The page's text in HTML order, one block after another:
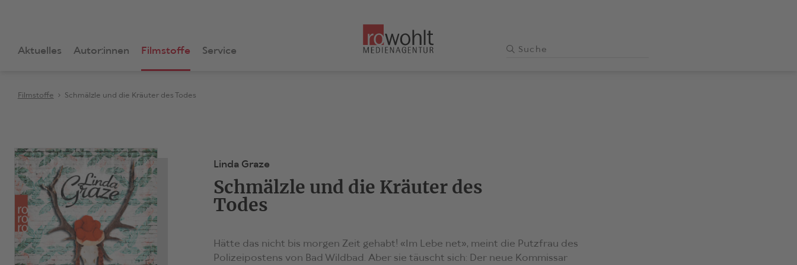
Aktuelles Autor:innen Filmstoffe Service
Filmstoffe Schmälzle und die Kräuter des Todes
Linda Graze
Schmälzle und die Kräuter des
Todes
Hätte das nicht bis morgen Zeit gehabt! «Im Lebe net», meint die Putzfrau des
Polizeipostens von Bad Wildbad. Aber sie täuscht sich: Der neue Kommissar